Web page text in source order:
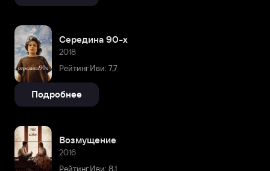
Середина 90-х
2018
Рейтинг Иви: 7,7
Подробнее
Возмущение
2016
Рейтинг Иви: 8,1